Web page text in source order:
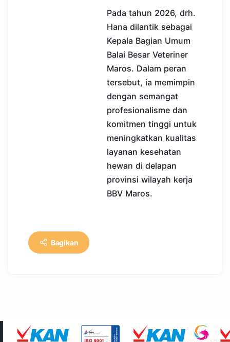
Pada tahun 2026, drh.
Hana dilantik sebagai
Kepala Bagian Umum
Balai Besar Veteriner
Maros. Dalam peran
tersebut, ia memimpin
dengan semangat
profesionalisme dan
komitmen tinggi untuk
meningkatkan kualitas
layanan kesehatan
hewan di delapan
provinsi wilayah kerja
BBV Maros.
Bagikan